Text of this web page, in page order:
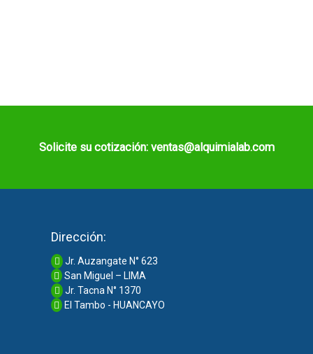
Solicite su cotización: ventas@alquimialab.com
Dirección:
Jr. Auzangate N° 623
San Miguel – LIMA
Jr. Tacna N° 1370
El Tambo - HUANCAYO